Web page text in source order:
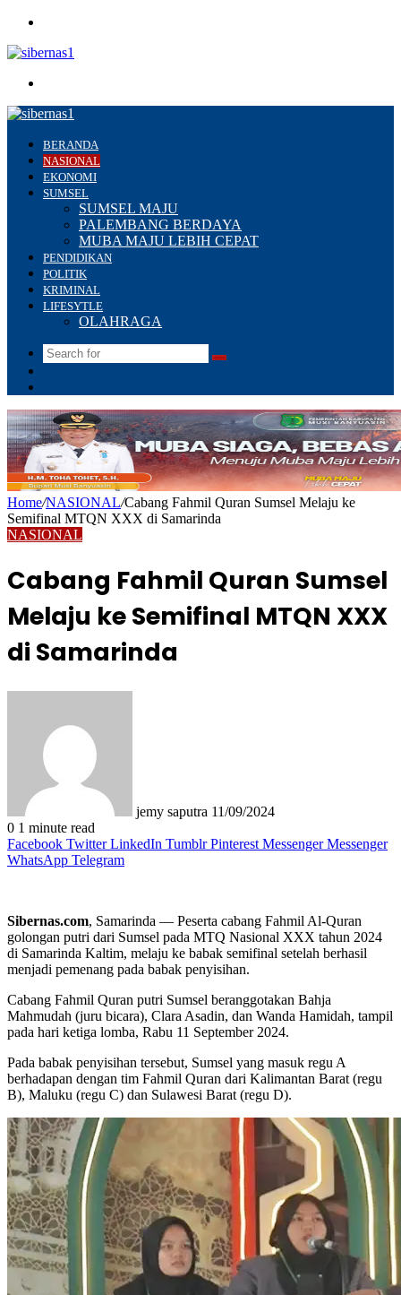
BERANDA
NASIONAL
EKONOMI
SUMSEL
SUMSEL MAJU
PALEMBANG BERDAYA
MUBA MAJU LEBIH CEPAT
PENDIDIKAN
POLITIK
KRIMINAL
LIFESYTLE
OLAHRAGA
Search
Home/NASIONAL/Cabang Fahmil Quran Sumsel Melaju ke
Semifinal MTQN XXX di Samarinda
NASIONAL
Cabang Fahmil Quran Sumsel
Melaju ke Semifinal MTQN XXX
di Samarinda
jemy saputra 11/09/2024
0 1 minute read
Facebook Twitter LinkedIn Tumblr Pinterest Messenger Messenger
WhatsApp Telegram
Sibernas.com, Samarinda — Peserta cabang Fahmil Al-Quran
golongan putri dari Sumsel pada MTQ Nasional XXX tahun 2024
di Samarinda Kaltim, melaju ke babak semifinal setelah berhasil
menjadi pemenang pada babak penyisihan.
Cabang Fahmil Quran putri Sumsel beranggotakan Bahja
Mahmudah (juru bicara), Clara Asadin, dan Wanda Hamidah, tampil
pada hari ketiga lomba, Rabu 11 September 2024.
Pada babak penyisihan tersebut, Sumsel yang masuk regu A
berhadapan dengan tim Fahmil Quran dari Kalimantan Barat (regu
B), Maluku (regu C) dan Sulawesi Barat (regu D).